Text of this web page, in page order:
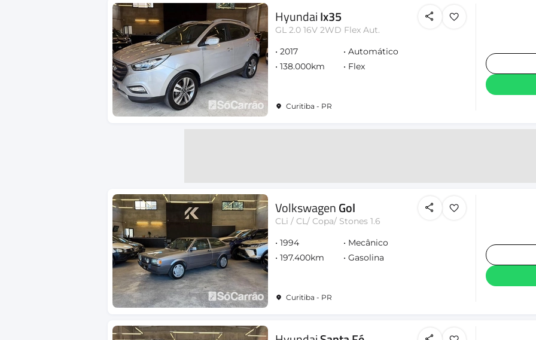
HyundaiIx35
GL 2.0 16V 2WD Flex Aut.
2017
Automático
138.000km
Flex
Curitiba - PR
VolkswagenGol
CLi / CL/ Copa/ Stones 1.6
1994
Mecânico
197.400km
Gasolina
Curitiba - PR